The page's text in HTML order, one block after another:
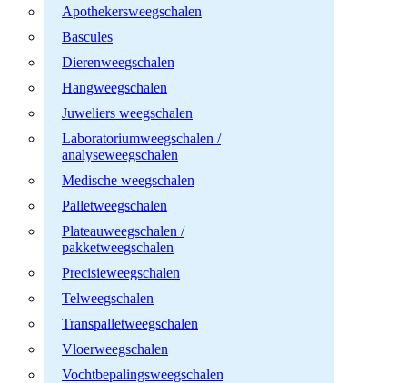
Apothekersweegschalen
Bascules
Dierenweegschalen
Hangweegschalen
Juweliers weegschalen
Laboratoriumweegschalen /
analyseweegschalen
Medische weegschalen
Palletweegschalen
Plateauweegschalen /
pakketweegschalen
Precisieweegschalen
Telweegschalen
Transpalletweegschalen
Vloerweegschalen
Vochtbepalingsweegschalen